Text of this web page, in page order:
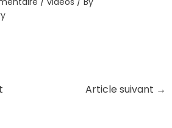
Article suivant →